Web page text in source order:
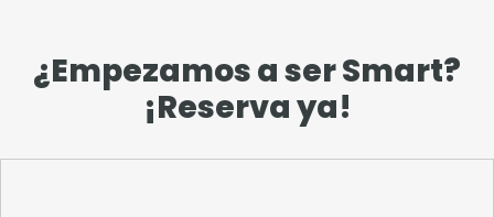
¿Empezamos a ser Smart?
¡Reserva ya!